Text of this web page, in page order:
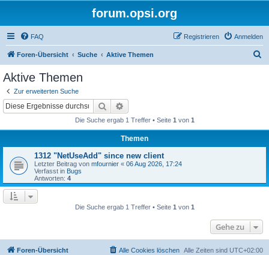
forum.opsi.org
FAQ Anmelden
Registrieren
Foren-Übersicht Suche Aktive Themen
Aktive Themen
Zur erweiterten Suche
Suche
Die Suche ergab 1 Treffer • Seite 1 von 1
Themen
1312 "NetUseAdd" since new client
Letzter Beitrag von mfournier « 06 Aug 2026, 17:24
Verfasst in Bugs
Antworten: 4
Die Suche ergab 1 Treffer • Seite 1 von 1
Gehe zu
Foren-Übersicht Alle Zeiten sind UTC+02:00
Alle Cookies löschen